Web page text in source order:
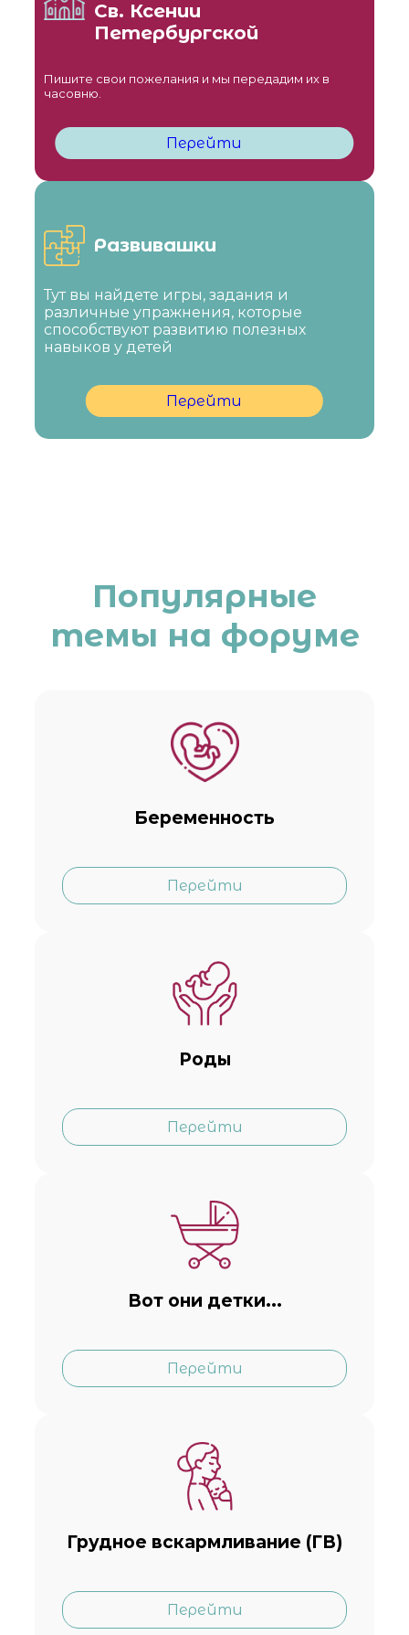
Св. Ксении
Петербургской
Пишите свои пожелания и мы передадим их в
часовню.
Перейти
Развивашки
Тут вы найдете игры, задания и
различные упражнения, которые
способствуют развитию полезных
навыков у детей
Перейти
Популярные
темы на форуме
Беременность
Перейти
Роды
Перейти
Вот они детки...
Перейти
Грудное вскармливание (ГВ)
Перейти